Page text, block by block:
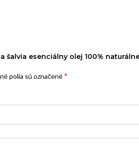
esenciálny olej 100%
polia sú označené*